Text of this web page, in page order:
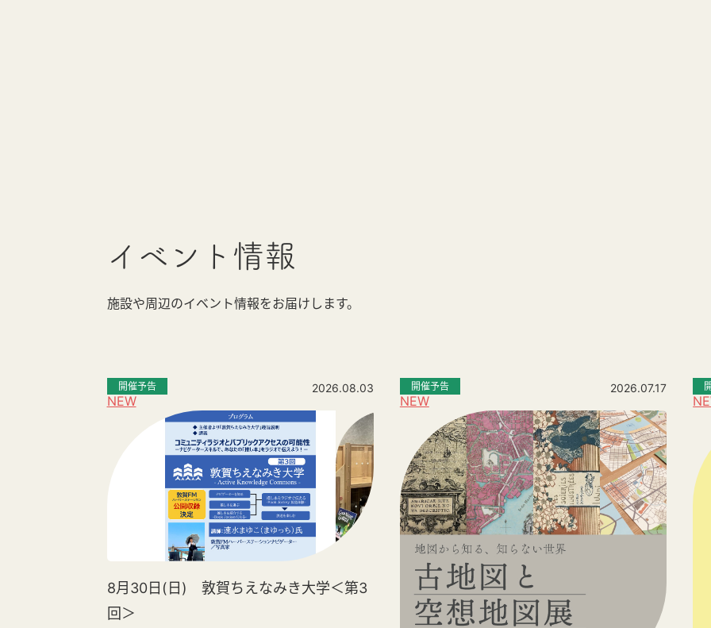
イベント情報
施設や周辺のイベント情報をお届けします。
NEW
開催予告 2026.08.03
8月30日(日) 敦賀ちえなみき大学＜第3
回＞
NEW
開催予告 2026.07.17